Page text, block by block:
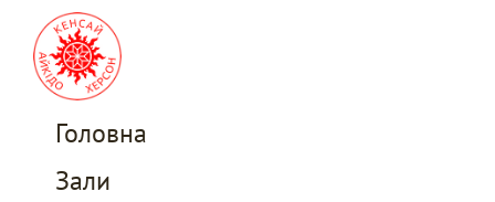
Головна
Зали